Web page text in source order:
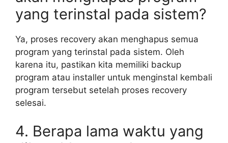
yang terinstal pada sistem?
Ya, proses recovery akan menghapus semua
program yang terinstal pada sistem. Oleh
karena itu, pastikan kita memiliki backup
program atau installer untuk menginstal kembali
program tersebut setelah proses recovery
selesai.
4. Berapa lama waktu yang